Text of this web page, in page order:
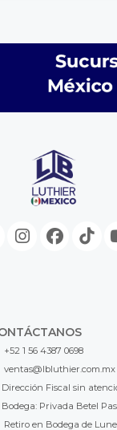
+52 1 56 4387 0698
ventas@lbluthier.com.mx
Dirección Fiscal sin
Bodega: Privada Betel
Retiro en Bodega de